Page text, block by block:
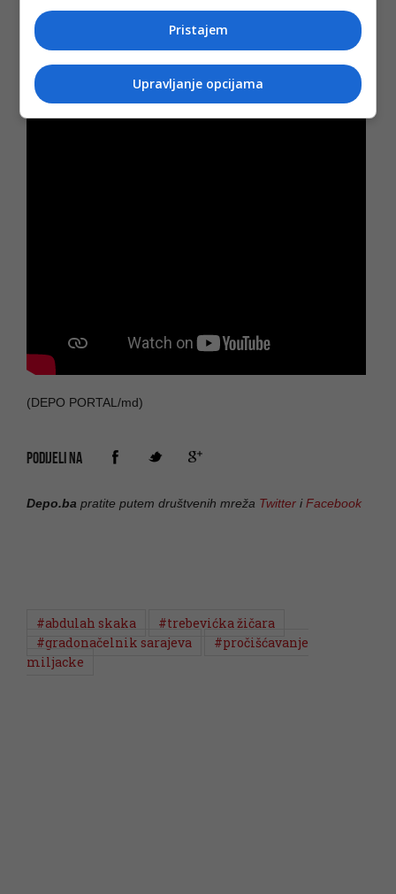
zablista na pravi način.“
Ove i mnoge druge teme iz zanimljivog razgovora Sanele
u emisiji Interview20, možete pogledati u videu ispod:
(DEPO PORTAL/md)
PODIJELI NA
Depo.ba pratite putem društvenih mreža Twitter iFacebook
#abdulah skaka
#trebevićka žičara
#gradonačelnik sarajeva
#pročišćavanje
miljacke
Pristajem
Upravljanje opcijama